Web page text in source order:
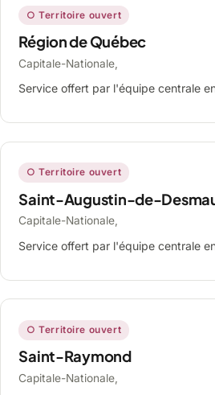
○ Territoire ouvert
Région de Québec
Capitale-Nationale,
Service offert par l'équipe centrale
○ Territoire ouvert
Saint-Augustin-de-
Capitale-Nationale,
Service offert par l'équipe centrale
○ Territoire ouvert
Saint-Raymond
Capitale-Nationale,